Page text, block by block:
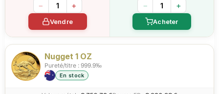
− +
Vendre
− +
Acheter
Nugget 1 OZ
Pureté/titre : 999.9‰
En stock